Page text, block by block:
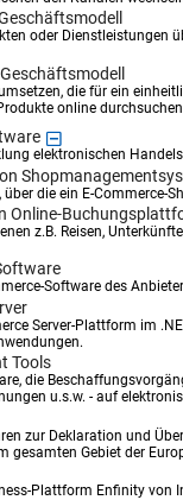
oder Dienstleistungen
die für ein
online
elektronischen
über die ein E-Commerce-
Online-
z.B. Reisen,
Software des
Server-Plattform im
Tools
die
u.s.w. - auf
zur Deklaration und
gesamten Gebiet der
Plattform Enfinity von